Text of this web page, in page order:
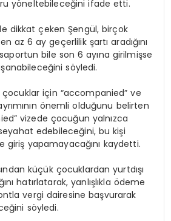
yöneltebileceğini ifade etti.
dikkat çeken Şengül, birçok
az 6 ay geçerlilik şartı aradığını
bile son 6 ayına girilmişse
söyledi.
için “accompanied” ve
önemli olduğunu belirten
” vizede çocuğun yalnızca
edebileceğini, bu kişi
giriş yapamayacağını kaydetti.
küçük çocuklardan yurtdışı
hatırlatarak, yanlışlıkla ödeme
vergi dairesine başvurarak
söyledi.